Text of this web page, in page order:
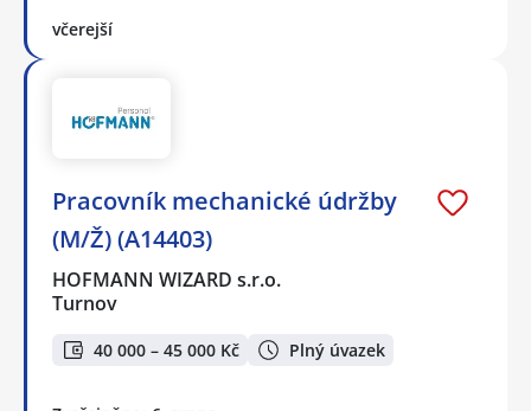
včerejší
Pracovník mechanické údržby
(M/Ž) (A14403)
HOFMANN WIZARD s.r.o.
Turnov
40 000 – 45 000 Kč Plný úvazek